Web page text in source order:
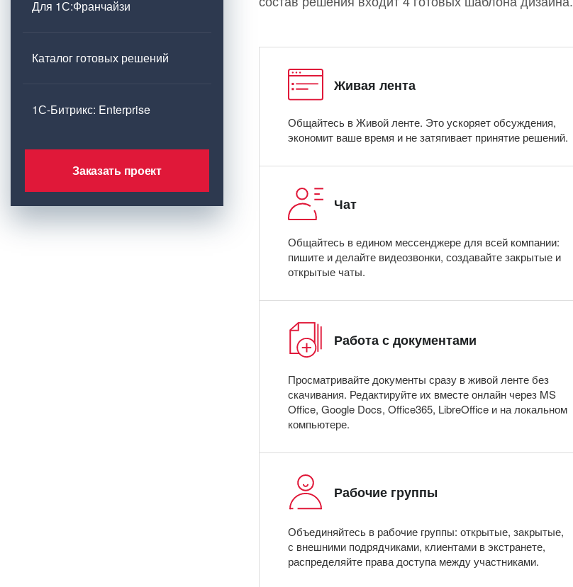
Для 1С:Франчайзи
Каталог готовых решений
1С-Битрикс: Enterprise
Заказать проект
Живая лента
Общайтесь в Живой ленте. Это ускоряет обсуждения,
экономит ваше время и не затягивает принятие решений.
Чат
Общайтесь в едином мессенджере для всей компании:
пишите и делайте видеозвонки, создавайте закрытые и
открытые чаты.
Работа с документами
Просматривайте документы сразу в живой ленте без
скачивания. Редактируйте их вместе онлайн через MS
Office, Google Docs, Office365, LibreOffice и на локальном
компьютере.
Рабочие группы
Объединяйтесь в рабочие группы: открытые, закрытые,
с внешними подрядчиками, клиентами в экстранете,
распределяйте права доступа между участниками.